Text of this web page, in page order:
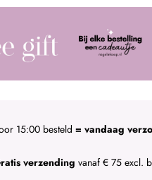
15:00 besteld = vandaag
verzending vanaf € 75 excl.